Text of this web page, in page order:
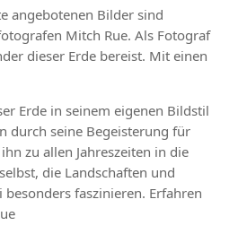
angebotenen Bilder sind
Mitch Rue. Als Fotograf
dieser Erde bereist. Mit einen
Erde in seinem eigenen Bildstil
durch seine Begeisterung für
zu allen Jahreszeiten in die
die Landschaften und
faszinieren. Erfahren